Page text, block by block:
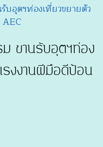
บอุตฯท่องเที่ยวขยายตัว
ม ขานรับอุตฯท่อง
รงงานฝีมือดีป้อน